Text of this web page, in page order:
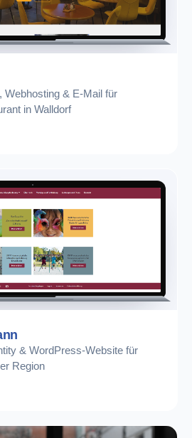
Webhosting & E-Mail für
in Walldorf
& WordPress-Website für
Region